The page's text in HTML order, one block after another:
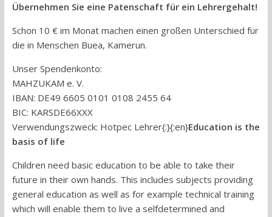
Übernehmen Sie eine Patenschaft für ein Lehrergehalt!
Schon 10 € im Monat machen einen großen Unterschied für
die in Menschen Buea, Kamerun.
Unser Spendenkonto:
MAHZUKAM e. V.
IBAN: DE49 6605 0101 0108 2455 64
BIC: KARSDE66XXX
Verwendungszweck: Hotpec Lehrer{:}{:en}Education is the
basis of life
Children need basic education to be able to take their
future in their own hands. This includes subjects providing
general education as well as for example technical training
which will enable them to live a selfdetermined and